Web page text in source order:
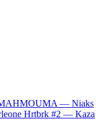
— Niaks
Hrtbrk #2 — Kaza